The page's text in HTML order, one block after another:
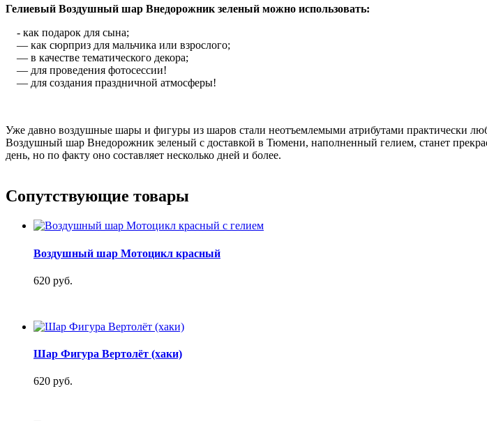
Гелиевый Воздушный шар Внедорожник зеленый можно использовать:
- как подарок для сына;
— как сюрприз для мальчика или взрослого;
— в качестве тематического декора;
— для проведения фотосессии!
— для создания праздничной атмосферы!
Уже давно воздушные шары и фигуры из шаров стали неотъемлемыми атрибутами практически
Воздушный шар Внедорожник зеленый с доставкой в Тюмени, наполненный гелием, станет
день, но по факту оно составляет несколько дней и более.
Сопутствующие товары
Воздушный шар Мотоцикл красный
620 руб.
Шар Фигура Вертолёт (хаки)
620 руб.